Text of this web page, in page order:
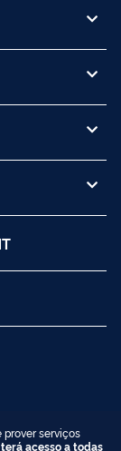
prover serviços
acesso a todas